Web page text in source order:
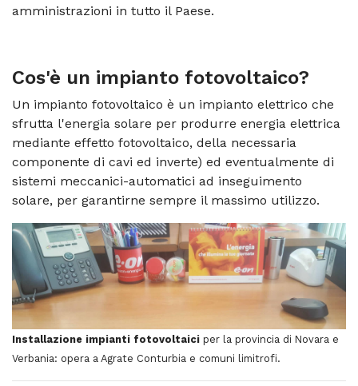
amministrazioni in tutto il Paese.
Cos'è un impianto fotovoltaico?
Un impianto fotovoltaico è un impianto elettrico che
sfrutta l'energia solare per produrre energia elettrica
mediante effetto fotovoltaico, della necessaria
componente di cavi ed inverte) ed eventualmente di
sistemi meccanici-automatici ad inseguimento
solare, per garantirne sempre il massimo utilizzo.
Installazione impianti fotovoltaici per la provincia di Novara e
Verbania: opera a Agrate Conturbia e comuni limitrofi.